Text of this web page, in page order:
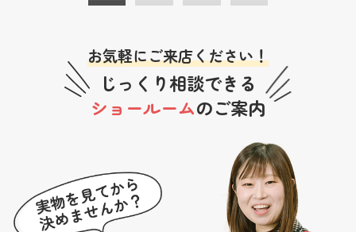
お気軽にご来店ください！
じっくり相談できる
ショールームのご案内